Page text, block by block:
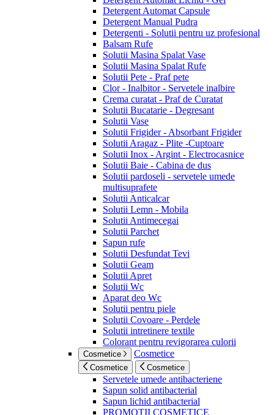
Detergent Automat Capsule
Detergent Manual Pudra
Detergenti - Solutii pentru uz profesional
Balsam Rufe
Solutii Masina Spalat Vase
Solutii Masina Spalat Rufe
Solutii Pete - Praf pete
Clor - Inalbitor - Servetele inalbire
Crema curatat - Praf de Curatat
Solutii Bucatarie - Degresant
Solutii Vase
Solutii Frigider - Absorbant Frigider
Solutii Aragaz - Plite -Cuptoare
Solutii Inox - Argint - Electrocasnice
Solutii Baie - Cabina de dus
Solutii pardoseli - servetele umede
multisuprafete
Solutii Anticalcar
Solutii Lemn - Mobila
Solutii Antimecegai
Solutii Parchet
Sapun rufe
Solutii Desfundat Tevi
Solutii Geam
Solutii Apret
Solutii Wc
Aparat deo Wc
Solutii pentru piele
Solutii Covoare - Perdele
Solutii intretinere textile
Colorant pentru revigorarea culorii
Cosmetice Cosmetice
Cosmetice Cosmetice
Servetele umede antibacteriene
Sapun solid antibacterial
Sapun lichid antibacterial
PROMOTII COSMETICE